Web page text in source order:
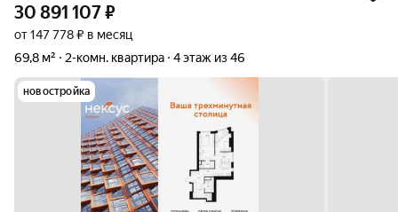
30 891 107₽
от 147 778 ₽ в месяц
69,8 м²
2-комн. квартира 4 этаж из 46
новостройка